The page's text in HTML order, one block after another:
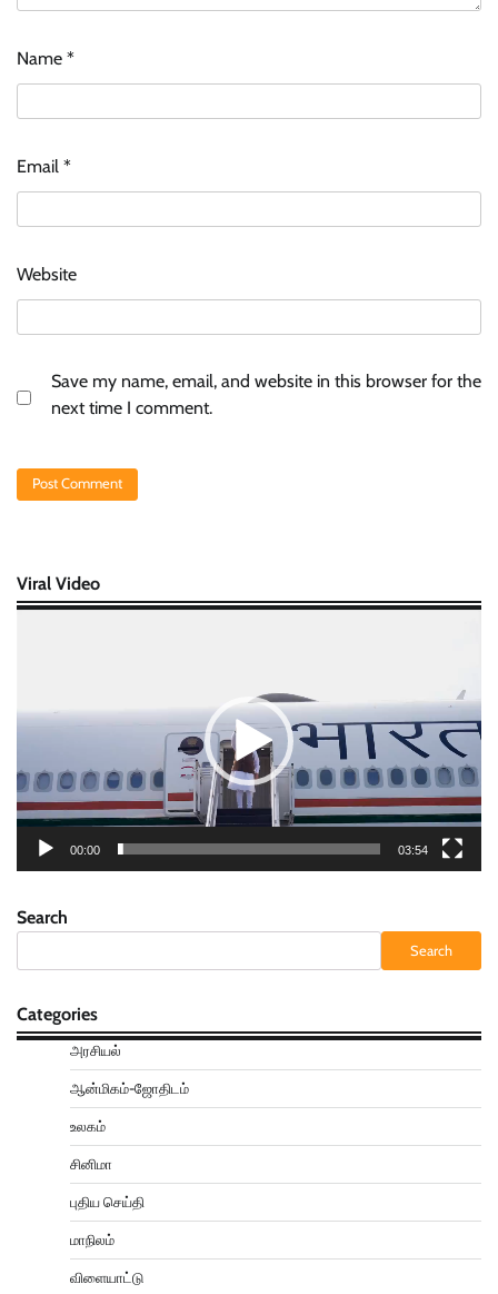
Name *
Email *
Website
Save my name, email, and website in this browser for the
next time I comment.
Viral Video
00:00 03:54
Search
Search
Categories
அரசியல்
ஆன்மிகம்-ஜோதிடம்
உலகம்
சினிமா
புதிய செய்தி
மாநிலம்
விளையாட்டு